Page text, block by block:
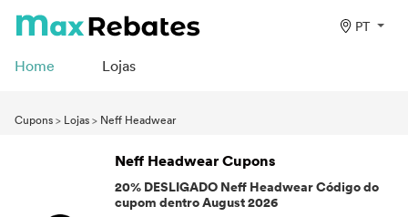
PT
Home Lojas
Cupons> Lojas> Neff Headwear
Neff Headwear Cupons
20% DESLIGADO Neff Headwear Código do
cupom dentro August 2026